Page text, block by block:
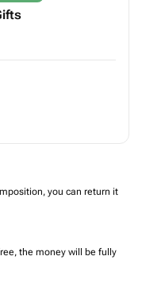
you can return it
the money will be fully